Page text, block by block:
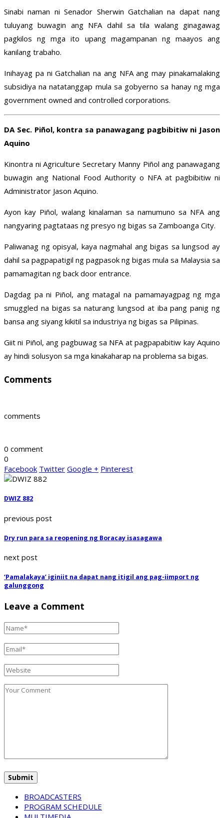
Sinabi naman ni Senador Sherwin Gatchalian na dapat nang
tuluyang buwagin ang NFA dahil sa tila walang ginagawag
pagkilos ng mga ito upang magampanan ng maayos ang
kanilang trabaho.
Inihayag pa ni Gatchalian na ang NFA ang may pinakamalaking
subsidiya na natatanggap mula sa gobyerno sa hanay ng mga
government owned and controlled corporations.
DA Sec. Piñol, kontra sa panawagang pagbibitiw ni Jason
Aquino
Kinontra ni Agriculture Secretary Manny Piñol ang panawagang
buwagin ang National Food Authority o NFA at pagbibitiw ni
Administrator Jason Aquino.
Ayon kay Piñol, walang kinalaman sa namumuno sa NFA ang
nangyaring pagtataas ng presyo ng bigas sa Zamboanga City.
Paliwanag ng opisyal, kaya nagmahal ang bigas sa lungsod ay
dahil sa pagpapatigil ng pagpasok ng bigas mula sa Malaysia sa
pamamagitan ng back door entrance.
Dagdag pa ni Piñol, ang matagal na pamamayagpag ng mga
smuggled na bigas sa naturang lungsod at iba pang panig ng
bansa ang siyang kikitil sa industriya ng bigas sa Pilipinas.
Giit ni Piñol, ang pagbuwag sa NFA at pagpapabitiw kay Aquino
ay hindi solusyon sa mga kinakaharap na problema sa bigas.
Comments
comments
0 comment
0
Facebook Twitter Google + Pinterest
DWIZ 882
previous post
Dry run para sa reopening ng Boracay isasagawa
next post
‘Pamalakaya’ iginiit na dapat nang itigil ang pag-iimport ng
galunggong
Leave a Comment
BROADCASTERS
PROGRAM SCHEDULE